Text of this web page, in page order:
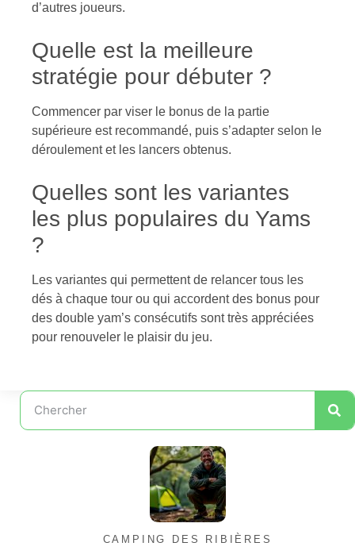
d’autres joueurs.
Quelle est la meilleure
stratégie pour débuter ?
Commencer par viser le bonus de la partie
supérieure est recommandé, puis s’adapter selon le
déroulement et les lancers obtenus.
Quelles sont les variantes
les plus populaires du Yams
?
Les variantes qui permettent de relancer tous les
dés à chaque tour ou qui accordent des bonus pour
des double yam’s consécutifs sont très appréciées
pour renouveler le plaisir du jeu.
CAMPING DES RIBIÈRES